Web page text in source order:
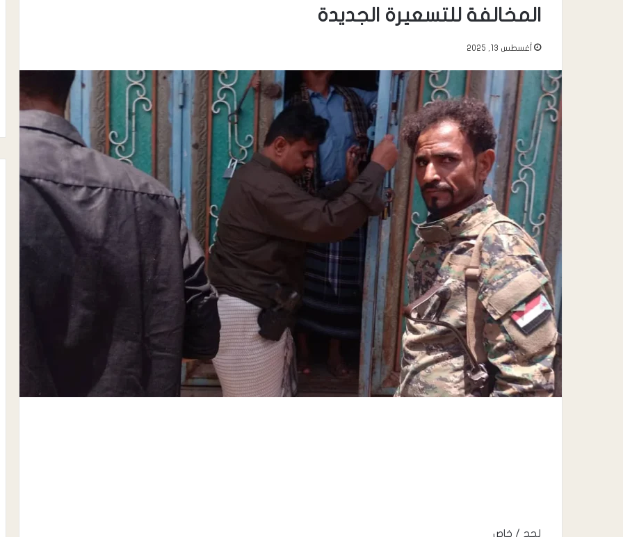
المخالفة للتسعيرة الجديدة
أغسطس 13, 2025
لحج / خاص
العصيان المدني المعلنة من اتحاد
نقابات عمال الجنوب…
من الأطباء الاستشاريين بالتعاون مع
مستوصف دار الحكمة
رئيس حلف أبناء الحواشب يعزي في
وفاة صادق سعد محمد الحوشبي